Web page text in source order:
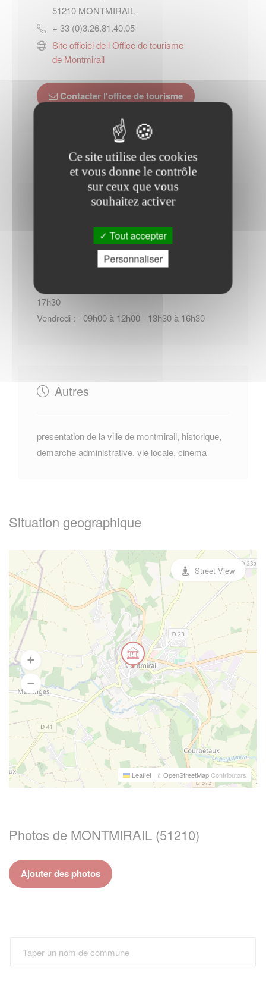
51210 MONTMIRAIL
+ 33 (0)3.26.81.40.05
Site officiel de l Office de tourisme
de Montmirail
Contacter l'office de tourisme
Horaires Mairie
Samedi : - 10h00 à 12h00
17h30
Vendredi : - 09h00 à 12h00 - 13h30 à 16h30
Autres
presentation de la ville de montmirail, historique,
demarche administrative, vie locale, cinema
Situation geographique
Leaflet | ©OpenStreetMapContributors
Street View
Photos de MONTMIRAIL (51210)
Ajouter des photos
Ce site utilise des cookies
et vous donne le contrôle
sur ceux que vous
souhaitez activer
Tout accepter
Personnaliser